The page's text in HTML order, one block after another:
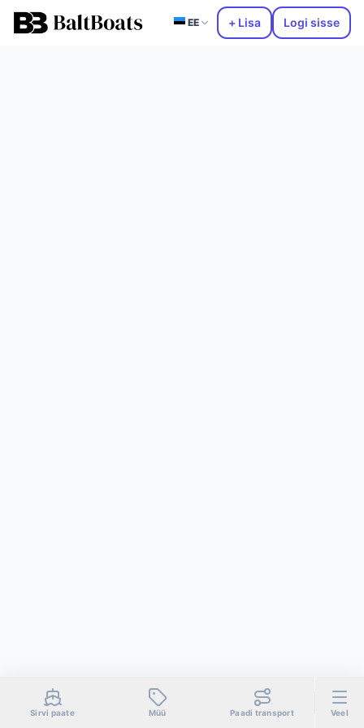
EE + Lisa Logi sisse
Sirvi paate Müü Paadi transport Veel